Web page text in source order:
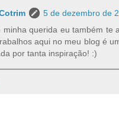
5 de dezembro de
minha querida eu também te
aqui no meu blog é
por tanta inspiração! :)